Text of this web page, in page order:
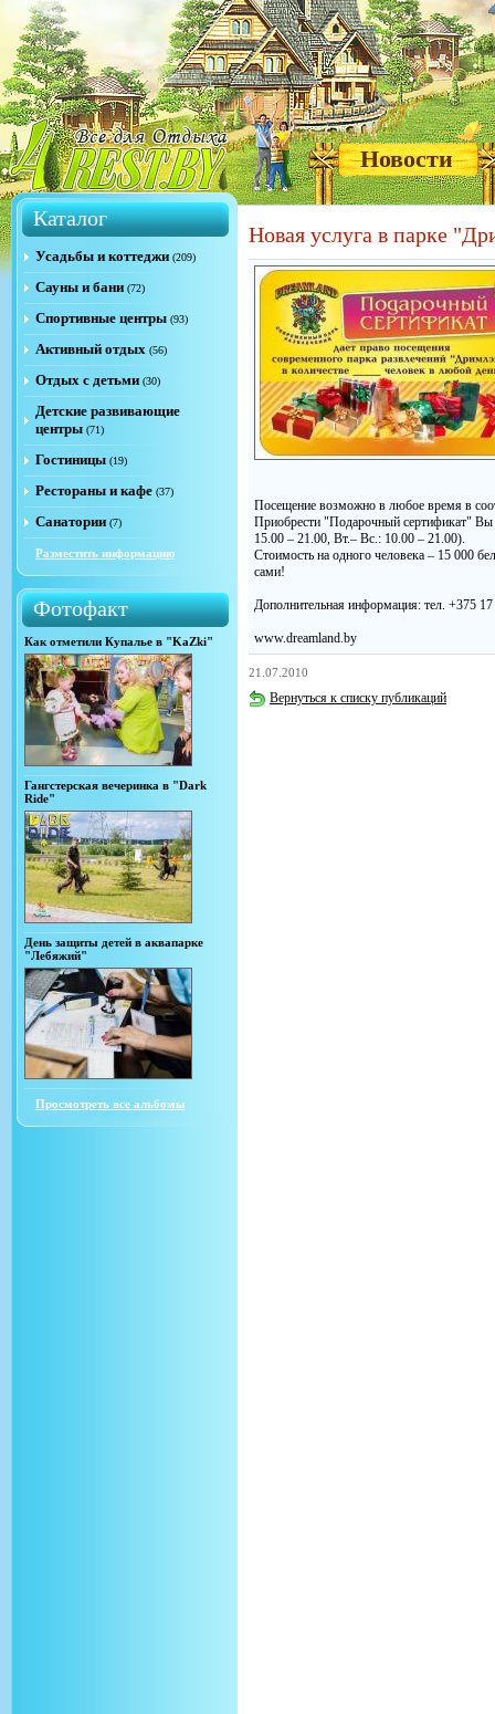
Новости
Каталог
Усадьбы и коттеджи (209)
Сауны и бани (72)
Спортивные центры (93)
Активный отдых (56)
Отдых с детьми (30)
Детские развивающие
центры (71)
Гостиницы (19)
Рестораны и кафе (37)
Санатории (7)
Разместить информацию
Фотофакт
Как отметили Купалье в "KaZki"
Гангстерская вечеринка в "Dark
Ride"
День защиты детей в аквапарке
"Лебяжий"
Просмотреть все альбомы
Новая услуга в парке
Посещение возможно в любое время в
Приобрести "Подарочный сертификат" Вы
15.00 – 21.00, Вт.– Вс.: 10.00 – 21.00).
Стоимость на одного человека – 15 000
сами!
Дополнительная информация: тел. +375
www.dreamland.by
21.07.2010
Вернуться к списку публикаций